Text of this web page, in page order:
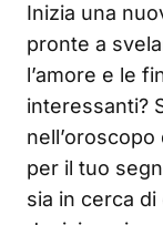
Inizia una
pronte a
l’amore e le
interessanti?
per il tuo
sia in cerca